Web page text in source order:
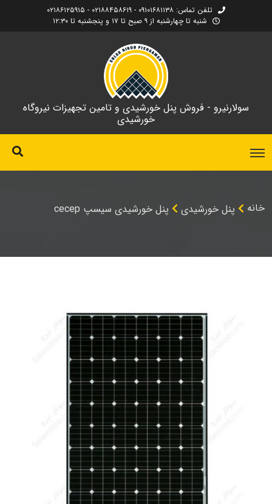
تلفن تماس: ۰۹۱۰۱۶۸۱۱۳۸ - ۰۲۱۸۸۴۵۸۶۱۹ - ۰۲۱۸۶۱۲۵۹۱۵
شنبه تا چهارشنبه از ۹ صبح تا ۱۷ و پنجشنبه تا ۱۲:۳۰
سولارنیرو - فروش پنل خورشیدی و تامین تجهیزات نیروگاه
خورشیدی
خانه پنل خورشیدی پنل خورشیدی سیسپ cecep